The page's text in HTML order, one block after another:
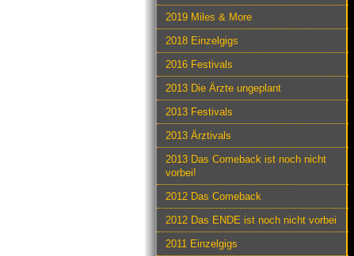
2019 Miles & More
2018 Einzelgigs
2016 Festivals
2013 Die Ärzte ungeplant
2013 Festivals
2013 Ärztivals
2013 Das Comeback ist noch nicht
vorbei!
2012 Das Comeback
2012 Das ENDE ist noch nicht vorbei
2011 Einzelgigs